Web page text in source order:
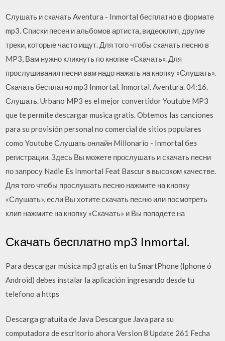
Слушать и скачать Aventura - Inmortal бесплатно в формате
mp3. Списки песен и альбомов артиста, видеоклип, другие
треки, которые часто ищут. Для того чтобы скачать песню в
MP3, Вам нужно кликнуть по кнопке «Скачать». Для
прослушивания песни вам надо нажать на кнопку «Слушать».
Скачать бесплатно mp3 Inmortal. Inmortal. Aventura. 04:16.
Слушать. Urbano MP3 es el mejor convertidor Youtube MP3
que te permite descargar musica gratis. Obtemos las canciones
para su provisión personal no comercial de sitios populares
como Youtube Слушать онлайн Millonario - Inmortal без
регистрации. Здесь Вы можете прослушать и скачать песни
по запросу Nadie Es Inmortal Feat Bascur в высоком качестве.
Для того чтобы прослушать песню нажмите на кнопку
«Слушать», если Вы хотите скачать песню или посмотреть
клип нажмите на кнопку «Скачать» и Вы попадете на
Скачать бесплатно mp3 Inmortal.
Para descargar música mp3 gratis en tu SmartPhone (Iphone ó
Android) debes instalar la aplicación ingresando desde tu
telefono a https
Descarga gratuita de Java Descargue Java para su
computadora de escritorio ahora Version 8 Update 261 Fecha